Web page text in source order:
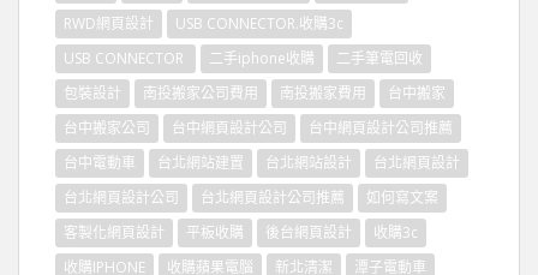
RWD網頁設計
USB CONNECTOR.收購3c
USB CONNECTOR
二手iphone收購
二手筆電回收
包裝設計
南投搬家公司費用 南投搬家費用
台中搬家
台中搬家公司
台中網頁設計公司
台中網頁設計公司推薦
台中電動車
台北網站建置 台北網站設計
台北網頁設計
台北網頁設計公司
台北網頁設計公司推薦
如何寫文案
客製化網頁設計
平板收購 後台網頁設計
收購3c
收購IPHONE
收購蘋果電腦 新北清潔
潭子電動車